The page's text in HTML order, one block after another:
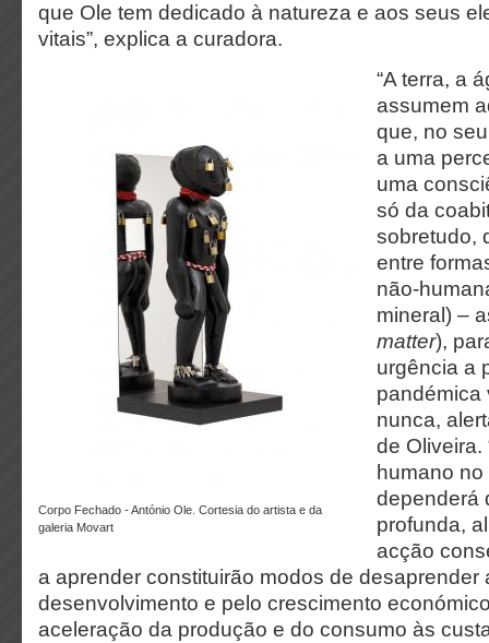
que Ole tem dedicado à natureza e aos seus
vitais”, explica a curadora.
Corpo Fechado - António Ole. Cortesia do artista e da
galeria Movart
“A terra, a
assumem
que, no
a uma
uma
só da
sobretudo,
entre
não-
mineral) –
matter),
urgência a
pandémica
nunca,
de Oliveira.
humano
dependerá
profunda,
acção
a aprender constituirão modos de desaprender
desenvolvimento e pelo crescimento
aceleração da produção e do consumo às